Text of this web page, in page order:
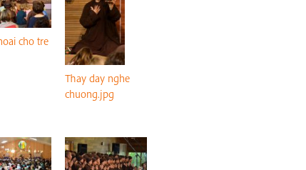
cho tre
Thay day nghe
chuong.jpg